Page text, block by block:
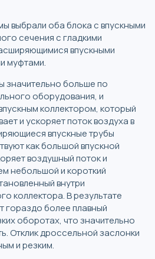
выбрали оба блока с впускными
сечения с гладкими
впускными
муфтами.
значительно больше по
оборудования, и
коллектором, который
и ускоряет поток воздуха в
впускные трубы
как большой впускной
воздушный поток и
небольшой и короткий
внутри
коллектора. В результате
гораздо более плавный
оборотах, что значительно
Отклик дроссельной заслонки
и резким.